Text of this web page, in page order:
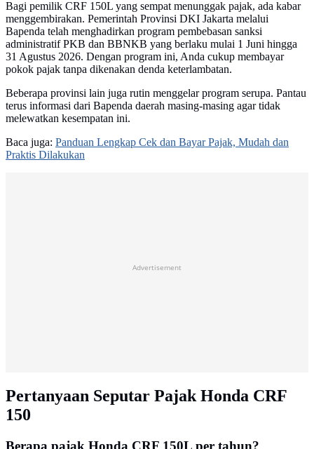
Bagi pemilik CRF 150L yang sempat menunggak pajak, ada kabar
menggembirakan. Pemerintah Provinsi DKI Jakarta melalui
Bapenda telah menghadirkan program pembebasan sanksi
administratif PKB dan BBNKB yang berlaku mulai 1 Juni hingga
31 Agustus 2026. Dengan program ini, Anda cukup membayar
pokok pajak tanpa dikenakan denda keterlambatan.
Beberapa provinsi lain juga rutin menggelar program serupa. Pantau
terus informasi dari Bapenda daerah masing-masing agar tidak
melewatkan kesempatan ini.
Baca juga: Panduan Lengkap Cek dan Bayar Pajak, Mudah dan
Praktis Dilakukan
Advertisement
Pertanyaan Seputar Pajak Honda CRF
150
Berapa pajak Honda CRF 150L per tahun?